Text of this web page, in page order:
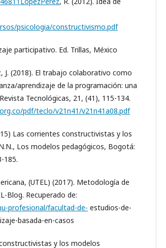
psicologia/constructivismo.pdf
participativo. Ed. Trillas, México
J. (2018). El trabajo colaborativo como
aprendizaje de la programación: una
Tecnológicas, 21, (41), 115-134.
pdf/teclo/v21n41/v21n41a08.pdf
Las corrientes constructivistas y los
Los modelos pedagógicos, Bogotá:
185.
(UTEL) (2017). Metodología de
Blog. Recuperado de:
profesional/facultad-de- estudios-de-
basada-en-casos
y los modelos